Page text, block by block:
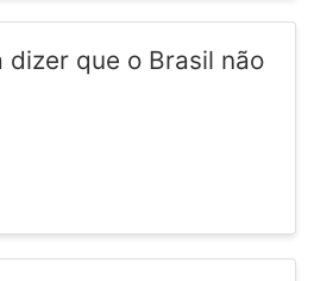
dizer que o Brasil não